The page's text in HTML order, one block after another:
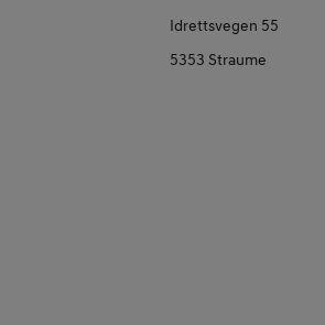
Idrettsvegen 55
5353 Straume